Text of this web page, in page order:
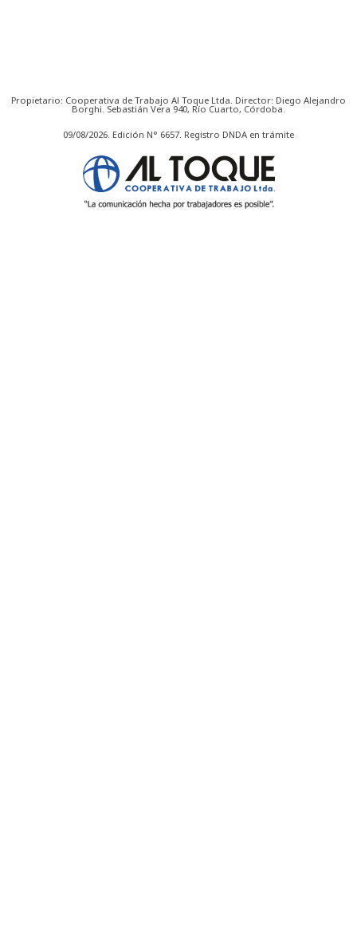
Propietario: Cooperativa de Trabajo Al Toque Ltda. Director: Diego Alejandro
Borghi. Sebastián Vera 940, Río Cuarto, Córdoba.
09/08/2026. Edición N° 6657. Registro DNDA en trámite